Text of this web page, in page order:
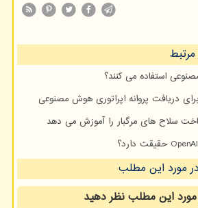
استفاده می کنند؟
سلاح های مرگبار را آموزش می دهد
مورد این مطلب
این مطلبنظر دهید